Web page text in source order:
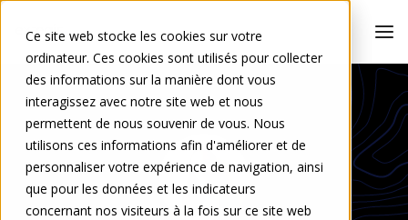
Ce site web stocke les cookies sur votre
ordinateur. Ces cookies sont utilisés pour collecter
des informations sur la manière dont vous
interagissez avec notre site web et nous
permettent de nous souvenir de vous. Nous
utilisons ces informations afin d'améliorer et de
personnaliser votre expérience de navigation, ainsi
que pour les données et les indicateurs
concernant nos visiteurs à la fois sur ce site web